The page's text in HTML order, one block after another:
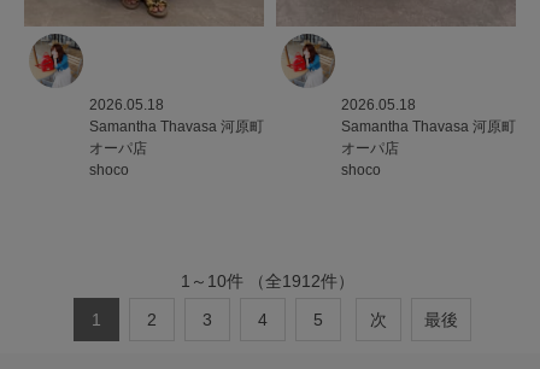
2026.05.18
Samantha Thavasa 河原町
オーパ店
shoco
2026.05.18
Samantha Thavasa 河原町
オーパ店
shoco
1 ～ 10件 （全1912件）
1
2 3 4 5 次 最後